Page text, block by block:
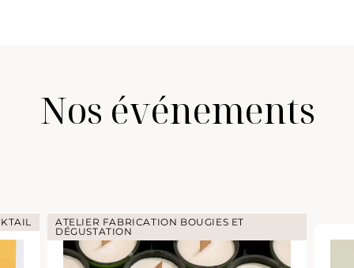
Nos événements
ATELIER FABRICATION BOUGIES ET
DÉGUSTATION